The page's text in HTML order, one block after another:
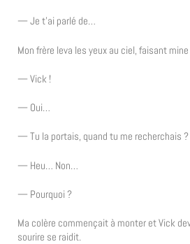
— Je t’ai parlé de…
Mon frère leva les yeux au ciel, faisant
— Vick !
— Oui…
— Tu la portais, quand tu me recherchais ?
— Heu… Non…
— Pourquoi ?
Ma colère commençait à monter et Vick
sourire se raidit.